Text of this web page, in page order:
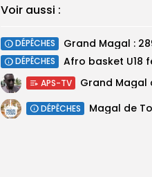
Voir aussi :
DÉPÊCHES
DÉPÊCHES
APS-TV
DÉPÊCHES